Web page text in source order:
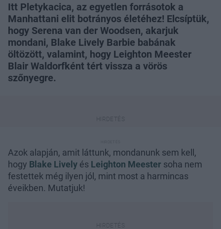
Itt Pletykacica, az egyetlen forrásotok a
Manhattani elit botrányos életéhez! Elcsíptük,
hogy Serena van der Woodsen, akarjuk
mondani, Blake Lively Barbie babának
öltözött, valamint, hogy Leighton Meester
Blair Waldorfként tért vissza a vörös
szőnyegre.
Azok alapján, amit láttunk, mondanunk sem kell,
hogy Blake Lively és Leighton Meester soha nem
festettek még ilyen jól, mint most a harmincas
éveikben. Mutatjuk!